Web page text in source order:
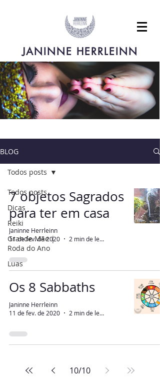
JANINNE HERRLEINN
BLOG
Todos posts
Dicas
Reiki
Grande Mãe |
Roda do Ano
Luas
Todos posts
7 objetos Sagrados
para ter em casa
Janinne Herrleinn
11 de fev. de 2020
2 min de leitura
Os 8 Sabbaths
Janinne Herrleinn
11 de fev. de 2020
2 min de leitura
10/10